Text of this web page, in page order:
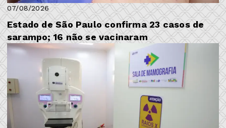
07/08/2026
Estado de São Paulo confirma 23 casos de
sarampo; 16 não se vacinaram